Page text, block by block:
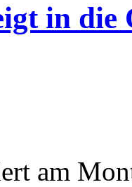
in die
am